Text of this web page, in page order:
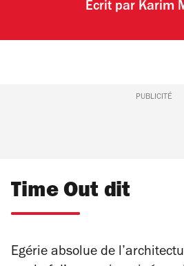
Écrit par Karim
PUBLICITÉ
Time Out dit
Egérie absolue de